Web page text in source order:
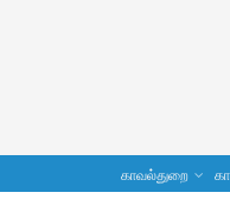
காவல்துறை